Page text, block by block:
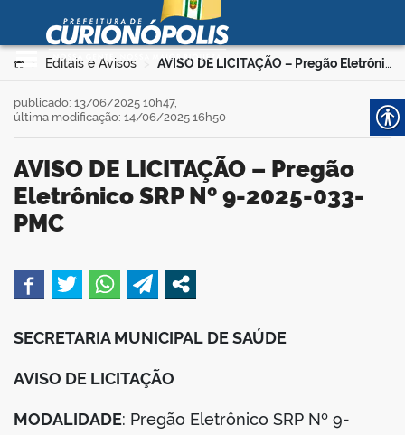
Ir para o conteúdo
Prefeitura Municipal de
Curionópolis
Você está aqui:
Editais e Avisos > AVISO DE LICITAÇÃO – Pregão Eletrônico SRP Nº 9-2025-033-PMC
AVISO DE LICITAÇÃO – Pregão
Eletrônico SRP Nº 9-2025-033-
PMC
publicado: 13/06/2025 10h47,
última modificação: 14/06/2025 16h50
SECRETARIA MUNICIPAL DE SAÚDE
AVISO DE LICITAÇÃO
MODALIDADE: Pregão Eletrônico SRP Nº 9-